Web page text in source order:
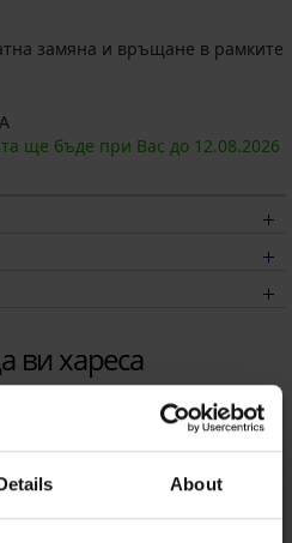
About
замяна и връщане в рамките
ще бъде при Вас до 12.08.2026
ви хареса